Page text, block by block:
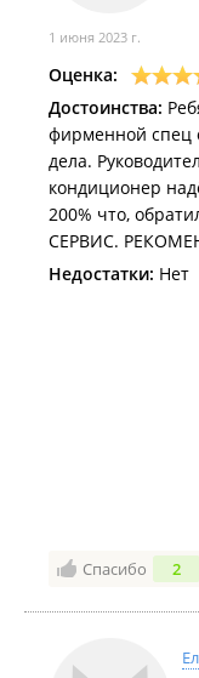
1 июня 2023 г.
Оценка:
Достоинства:
фирменной спец
дела.
кондиционер
200% что,
СЕРВИС.
Недостатки: Нет
Спасибо 2